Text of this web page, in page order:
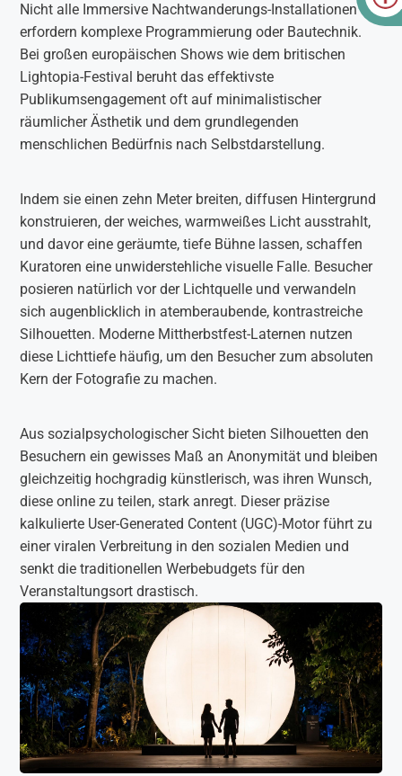
Nicht alle Immersive Nachtwanderungs-Installationen
erfordern komplexe Programmierung oder Bautechnik.
Bei großen europäischen Shows wie dem britischen
Lightopia-Festival beruht das effektivste
Publikumsengagement oft auf minimalistischer
räumlicher Ästhetik und dem grundlegenden
menschlichen Bedürfnis nach Selbstdarstellung.
Indem sie einen zehn Meter breiten, diffusen Hintergrund
konstruieren, der weiches, warmweißes Licht ausstrahlt,
und davor eine geräumte, tiefe Bühne lassen, schaffen
Kuratoren eine unwiderstehliche visuelle Falle. Besucher
posieren natürlich vor der Lichtquelle und verwandeln
sich augenblicklich in atemberaubende, kontrastreiche
Silhouetten. Moderne Mittherbstfest-Laternen nutzen
diese Lichttiefe häufig, um den Besucher zum absoluten
Kern der Fotografie zu machen.
Aus sozialpsychologischer Sicht bieten Silhouetten den
Besuchern ein gewisses Maß an Anonymität und bleiben
gleichzeitig hochgradig künstlerisch, was ihren Wunsch,
diese online zu teilen, stark anregt. Dieser präzise
kalkulierte User-Generated Content (UGC)-Motor führt zu
einer viralen Verbreitung in den sozialen Medien und
senkt die traditionellen Werbebudgets für den
Veranstaltungsort drastisch.